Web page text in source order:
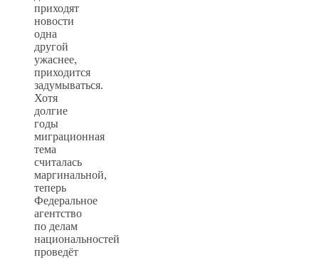
приходят
новости
одна
другой
ужаснее,
приходится
задумываться.
Хотя
долгие
годы
миграционная
тема
считалась
маргинальной,
теперь
Федеральное
агентство
по делам
национальностей
проведёт